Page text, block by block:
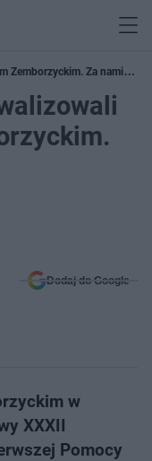
Zemborzyckim. Za nami
Dodaj do Google
w
XXXII
Pomocy